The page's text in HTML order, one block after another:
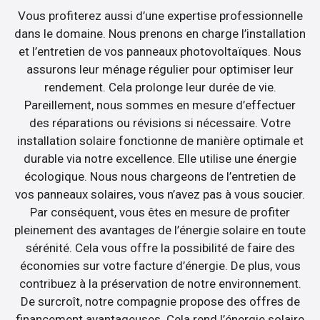
Vous profiterez aussi d’une expertise professionnelle
dans le domaine. Nous prenons en charge l’installation
et l’entretien de vos panneaux photovoltaïques. Nous
assurons leur ménage régulier pour optimiser leur
rendement. Cela prolonge leur durée de vie.
Pareillement, nous sommes en mesure d’effectuer
des réparations ou révisions si nécessaire. Votre
installation solaire fonctionne de manière optimale et
durable via notre excellence. Elle utilise une énergie
écologique. Nous nous chargeons de l’entretien de
vos panneaux solaires, vous n’avez pas à vous soucier.
Par conséquent, vous êtes en mesure de profiter
pleinement des avantages de l’énergie solaire en toute
sérénité. Cela vous offre la possibilité de faire des
économies sur votre facture d’énergie. De plus, vous
contribuez à la préservation de notre environnement.
De surcroît, notre compagnie propose des offres de